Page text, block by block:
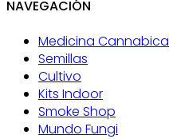
NAVEGACIÓN
Medicina Cannabica
Semillas
Cultivo
Kits Indoor
Smoke Shop
Mundo Fungi